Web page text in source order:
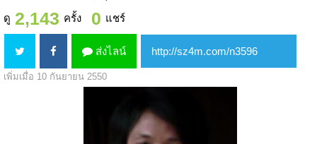
ดู 2,143 ครั้ง 0 แชร์
ส่งไลน์
เพิ่มเมื่อ 10 กันยายน 2550